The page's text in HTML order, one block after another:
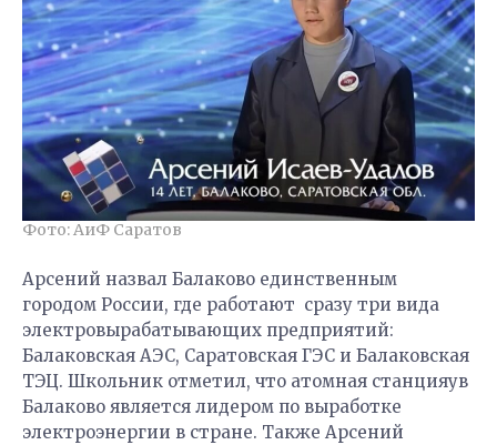
Фото: АиФ Саратов
Арсений назвал Балаково единственным
городом России, где работают сразу три вида
электровырабатывающих предприятий:
Балаковская АЭС, Саратовская ГЭС и Балаковская
ТЭЦ. Школьник отметил, что атомная станцияув
Балаково является лидером по выработке
электроэнергии в стране. Также Арсений